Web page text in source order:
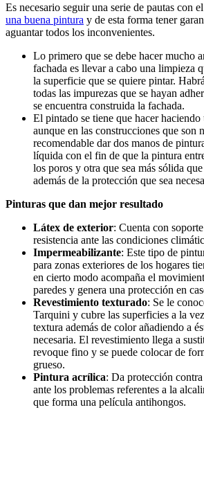
Es necesario seguir una serie de pautas con
una buena pintura y de esta forma tener
aguantar todos los inconvenientes.
Lo primero que se debe hacer mucho
fachada es llevar a cabo una limpieza
la superficie que se quiere pintar.
todas las impurezas que se hayan
se encuentra construida la fachada.
El pintado se tiene que hacer
aunque en las construcciones que son
recomendable dar dos manos de
líquida con el fin de que la pintura
los poros y otra que sea más sólida
además de la protección que sea
Pinturas que dan mejor resultado
Látex de exterior: Cuenta con
resistencia ante las condiciones
Impermeabilizante: Este tipo de
para zonas exteriores de los hogares
en cierto modo acompaña el
paredes y genera una protección en
Revestimiento texturado: Se le
Tarquini y cubre las superficies a la
textura además de color añadiendo a
necesaria. El revestimiento llega a
revoque fino y se puede colocar de
grueso.
Pintura acrílica: Da protección
ante los problemas referentes a la
que forma una película antihongos.